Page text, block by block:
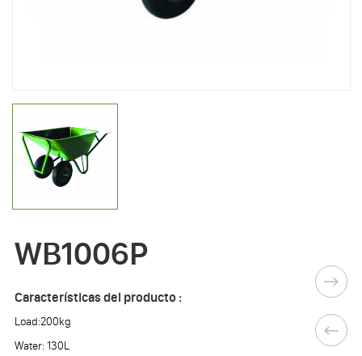
WB1006P
Características del producto :
Load:200kg
Water: 130L